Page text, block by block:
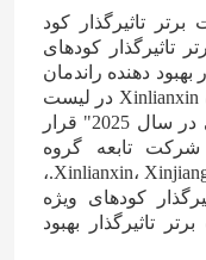
افتخارات "100 شرکت برتر تاثیرگذار کود
"50 شرکت برتر تاثیرگذار کودهای
بهبود دهنده راندمان
کود چینی" و غیره رونمایی کرد. گروه Xinlianxin در لیست
"100 شرکت برتر تاثیرگذار کود چینی در سال 2025" قرار
کرد. شرکت تابعه گروه
Xinlianxin، Xinjiang Black Ecology Technology Co., Ltd.،
تاثیرگذار کودهای ویژه
لیست "20 شرکت برتر تاثیرگذار بهبود